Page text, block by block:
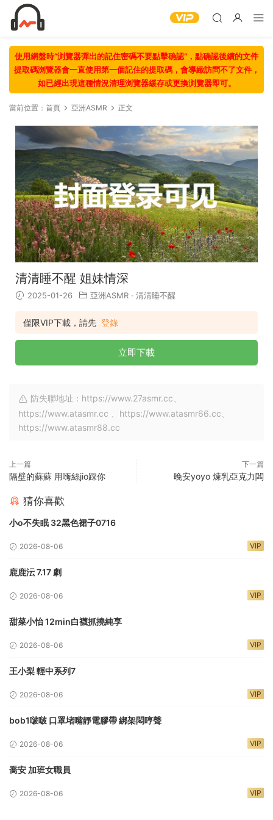
使用網盤時“浏覽器彈出的記住密碼不要點擊确認“，點确認後續的文件
提取碼浏覽器會一直使用第一個記住的提取碼，會導緻訪問不了文件，
如已經出現這種情況清理浏覽器緩存或更換浏覽器即可。
當前位置： 首頁 亞洲ASMR 正文
清清睡不醒 姐妹情深
2025-01-26 亞洲ASMR · 清清睡不醒
僅限VIP下載，請先 登錄
立即下載
防失聯地址：https://www.27asmr.cc、
https://www.atasmr.cc 、https://www.atasmr66.cc、
https://www.atasmr88.cc
上一篇
隔壁的蘇蘇 用嗨絲jio踩你
下一篇
晚安yoyo 煉乳亞克力闆
猜你喜歡
小o不失眠 32黑色裙子0716
2026-08-06 VIP
鹿鹿沄 7.17 劇
2026-08-06 VIP
甜菜小怡 12min白襪抓撓純享
2026-08-06 VIP
王小梨 輕中系列7
2026-08-06 VIP
bob1啵啵 口罩堵嘴靜電膠帶 綁架悶哼聲
2026-08-06 VIP
喬安 加班女職員
2026-08-06 VIP